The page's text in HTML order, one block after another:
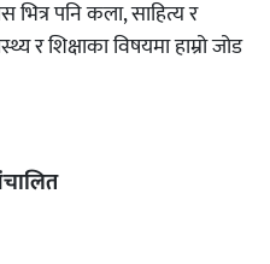
भित्र पनि कला, साहित्य र
र शिक्षाका विषयमा हाम्रो जोड